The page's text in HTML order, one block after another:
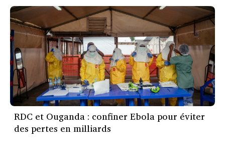
RDC et Ouganda : confiner Ebola pour éviter
des pertes en milliards